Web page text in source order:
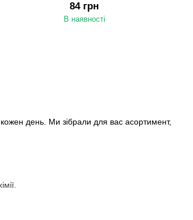
день. Ми зібрали для вас асортимент,
84 грн
В наявності